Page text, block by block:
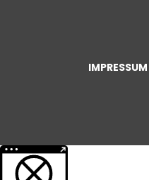
Weitere Informationen über den